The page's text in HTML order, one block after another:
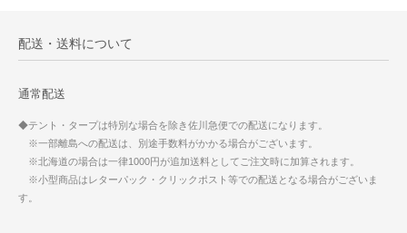
配送・送料について
通常配送
◆テント・タープは特別な場合を除き佐川急便での配送になります。
※一部離島への配送は、別途手数料がかかる場合がございます。
※北海道の場合は一律1000円が追加送料としてご注文時に加算されます。
※小型商品はレターパック・クリックポスト等での配送となる場合がございま
す。